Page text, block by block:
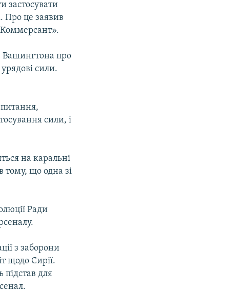
застосувати
Про це заявив
Вашингтона про
сили.
питання,
сили, і
на каральні
тому, що одна зі
Ради
з заборони
щодо Сирії.
підстав для